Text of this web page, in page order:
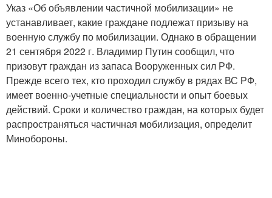
Указ «Об объявлении частичной мобилизации» не
устанавливает, какие граждане подлежат призыву на
военную службу по мобилизации. Однако в обращении
21 сентября 2022 г. Владимир Путин сообщил, что
призовут граждан из запаса Вооруженных сил РФ.
Прежде всего тех, кто проходил службу в рядах ВС РФ,
имеет военно-учетные специальности и опыт боевых
действий. Сроки и количество граждан, на которых будет
распространяться частичная мобилизация, определит
Минобороны.